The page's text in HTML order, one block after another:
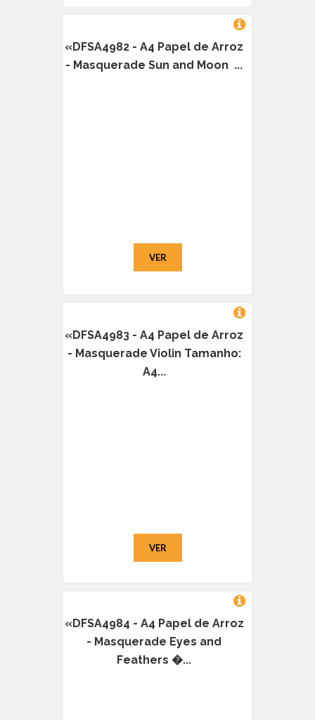
«DFSA4982 - A4 Papel de Arroz
- Masquerade Sun and Moon ...
VER
«DFSA4983 - A4 Papel de Arroz
- Masquerade Violin Tamanho:
A4...
VER
«DFSA4984 - A4 Papel de Arroz
- Masquerade Eyes and
Feathers �...